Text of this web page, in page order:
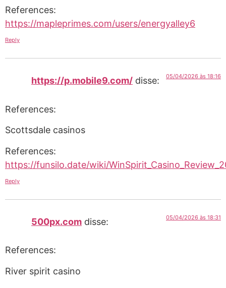
References:
https://mapleprimes.com/users/energyalley6
Reply
https://p.mobile9.com/ disse: 05/04/2026 às 18:16
References:
Scottsdale casinos
References:
https://funsilo.date/wiki/
Reply
500px.com disse: 05/04/2026 às 18:31
References:
River spirit casino